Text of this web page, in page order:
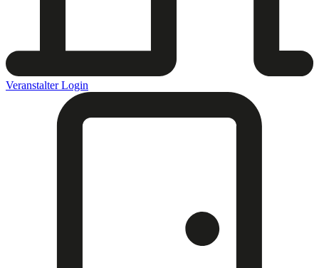
Veranstalter Login